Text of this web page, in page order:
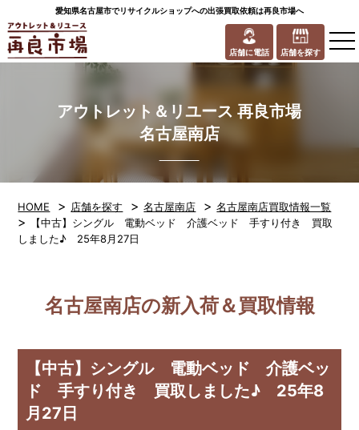
愛知県名古屋市でリサイクルショップへの出張買取依頼は再良市場へ
店舗に電話 店舗を探す
アウトレット＆リユース 再良市場
名古屋南店
HOME > 店舗を探す >名古屋南店 >名古屋南店買取情報一覧
>
【中古】シングル 電動ベッド 介護ベッド 手すり付き 買取
しました♪ 25年8月27日
名古屋南店の新入荷＆買取情報
【中古】シングル 電動ベッド 介護ベッ
ド 手すり付き 買取しました♪ 25年8
月27日